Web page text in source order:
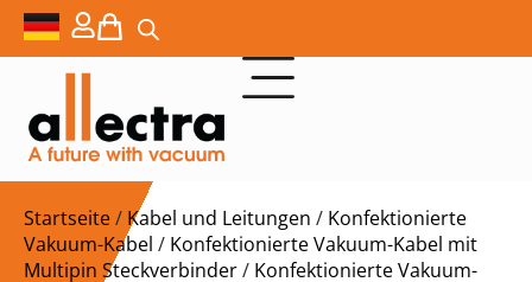
Startseite/ Kabel und Leitungen / Konfektionierte
Vakuum-Kabel / Konfektionierte Vakuum-Kabel mit
Multipin Steckverbinder/ Konfektionierte Vakuum-